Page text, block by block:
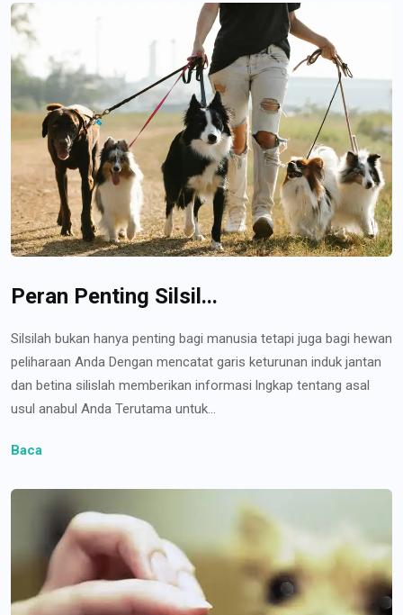
Peran Penting Silsil...
Silsilah bukan hanya penting bagi manusia tetapi juga bagi hewan
peliharaan Anda Dengan mencatat garis keturunan induk jantan
dan betina silislah memberikan informasi lngkap tentang asal
usul anabul Anda Terutama untuk...
Baca